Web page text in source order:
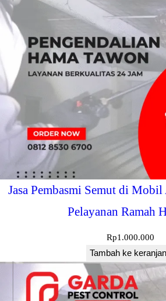
Jasa Pembasmi Semut di
Pelayanan Ramah
Rp1.000.000
Tambah ke